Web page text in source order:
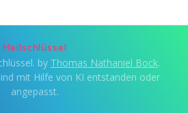
Heilschlüssel
by Thomas Nathaniel Bock.
mit Hilfe von KI entstanden oder
angepasst.